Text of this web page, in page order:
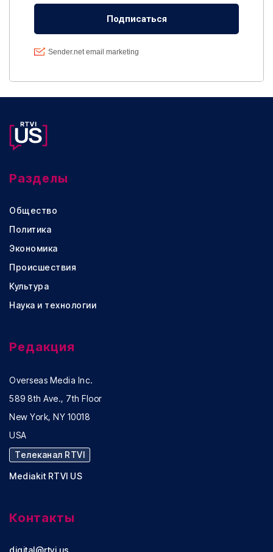
Разделы
Общество
Политика
Экономика
Происшествия
Культура
Наука и технологии
Редакция
Overseas Media Inc.
589 8th Ave., 7th Floor
New York, NY 10018
USA
Телеканал RTVI
Mediakit RTVI US
Контакты